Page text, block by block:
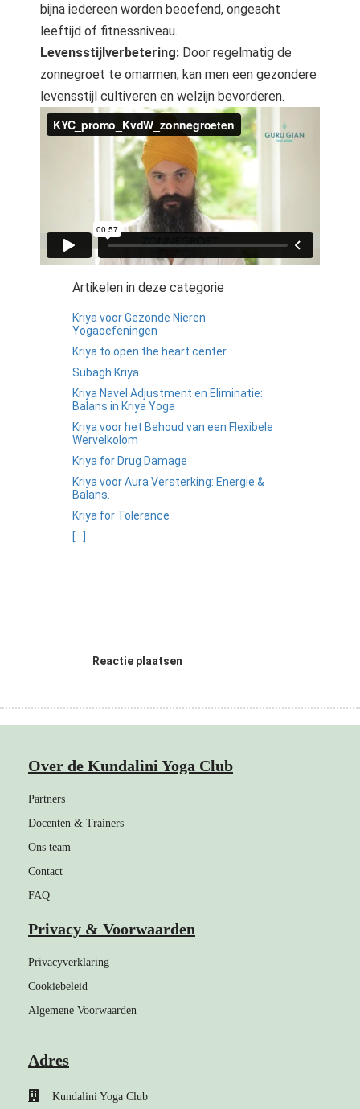
bijna iedereen worden beoefend, ongeacht
leeftijd of fitnessniveau.
Levensstijlverbetering: Door regelmatig de
zonnegroet te omarmen, kan men een gezondere
levensstijl cultiveren en welzijn bevorderen.
Artikelen in deze categorie
Kriya voor Gezonde Nieren:
Yogaoefeningen
Kriya to open the heart center
Subagh Kriya
Kriya Navel Adjustment en Eliminatie:
Balans in Kriya Yoga
Kriya voor het Behoud van een Flexibele
Wervelkolom
Kriya for Drug Damage
Kriya voor Aura Versterking: Energie &
Balans.
Kriya for Tolerance
[...]
Reactie plaatsen
Over de Kundalini Yoga Club
Partners
Docenten & Trainers
Ons team
Contact
FAQ
Privacy & Voorwaarden
Privacyverklaring
Cookiebeleid
Algemene Voorwaarden
Adres
Kundalini Yoga Club